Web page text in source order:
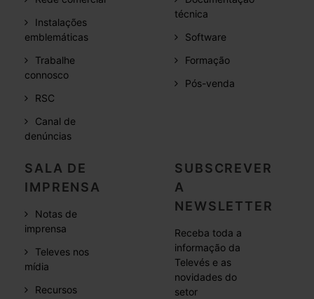
Instalações
emblemáticas
Trabalhe
connosco
RSC
Canal de
denúncias
técnica
Software
Formação
Pós-venda
SALA DE
IMPRENSA
Notas de
imprensa
Televes nos
mídia
Recursos
SUBSCREVER
A
NEWSLETTER
Receba toda a
informação da
Televés e as
novidades do
setor